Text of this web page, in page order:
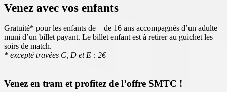
Venez avec vos enfants
Gratuité* pour les enfants de – de 16 ans accompagnés d’un adulte
muni d’un billet payant. Le billet enfant est à retirer au guichet les
soirs de match.
* excepté travées C, D et E : 2€
Venez en tram et profitez de l’offre SMTC !